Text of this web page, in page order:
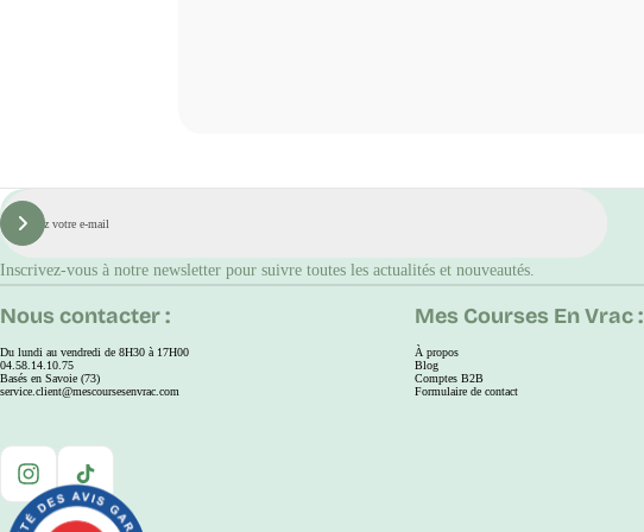
E-
mail
S'inscrire
Inscrivez-vous à notre newsletter pour suivre toutes les actualités et nouveautés.
Nous contacter :
Du lundi au vendredi de 8H30 à 17H00
04.58.14.10.75
Basés en Savoie (73)
service.client@mescoursesenvrac.com
Mes Courses En Vrac :
À propos
Blog
Comptes B2B
Formulaire de contact
Instagram
TikTok